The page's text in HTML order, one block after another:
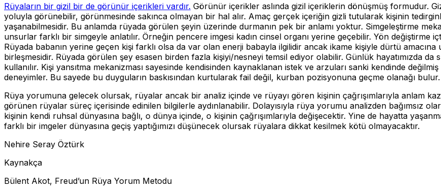
Rüyaların bir gizil bir de görünür içerikleri vardır. Görünür içerikler aslında gizil içeriklerin dönüşmüş formudur.
yoluyla görünebilir, görünmesinde sakınca olmayan bir hal alır. Amaç gerçek içeriğin gizli tutularak kişinin
yaşanabilmesidir. Bu anlamda rüyada görülen şeyin üzerinde durmanın pek bir anlamı yoktur. Simgeleştirme
unsurlar farklı bir simgeyle anlatılır. Örneğin pencere imgesi kadın cinsel organı yerine geçebilir. Yön değiştirme
Rüyada babanın yerine geçen kişi farklı olsa da var olan enerji babayla ilgilidir ancak ikame kişiyle dürtü
birleşmesidir. Rüyada görülen şey esasen birden fazla kişiyi/nesneyi temsil ediyor olabilir. Günlük hayatımızda da
kullanılır. Kişi yansıtma mekanizması sayesinde kendisinden kaynaklanan istek ve arzuları sanki kendinde
deneyimler. Bu sayede bu duyguların baskısından kurtularak fail değil, kurban pozisyonuna geçme olanağı bulur.
Rüya yorumuna gelecek olursak, rüyalar ancak bir analiz içinde ve rüyayı gören kişinin çağrışımlarıyla anlam
görünen rüyalar süreç içerisinde edinilen bilgilerle aydınlanabilir. Dolayısıyla rüya yorumu analizden bağımsız
kişinin kendi ruhsal dünyasına bağlı, o dünya içinde, o kişinin çağrışımlarıyla değişecektir. Yine de hayatta
farklı bir imgeler dünyasına geçiş yaptığımızı düşünecek olursak rüyalara dikkat kesilmek kötü olmayacaktır.
Nehire Seray Öztürk
Kaynakça
Bülent Akot, Freud’un Rüya Yorum Metodu